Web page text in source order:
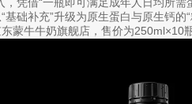
基础补充”升级为原生蛋白与原生钙的“
蒙牛牛奶旗舰店，售价为250ml×10